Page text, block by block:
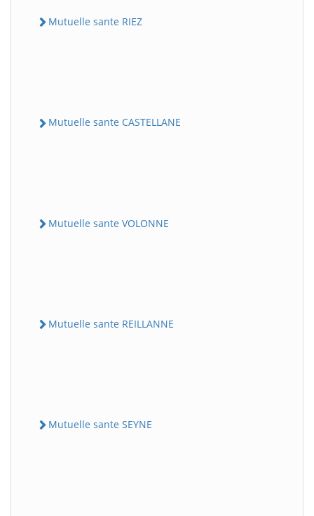
Mutuelle sante RIEZ
Mutuelle sante CASTELLANE
Mutuelle sante VOLONNE
Mutuelle sante REILLANNE
Mutuelle sante SEYNE